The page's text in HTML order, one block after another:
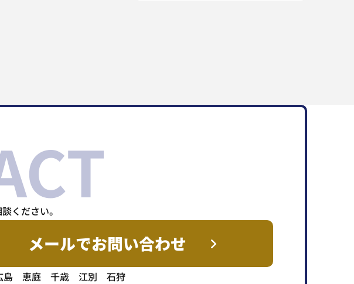
ください。
メールでお問い合わせ
島 恵庭 千歳 江別 石狩